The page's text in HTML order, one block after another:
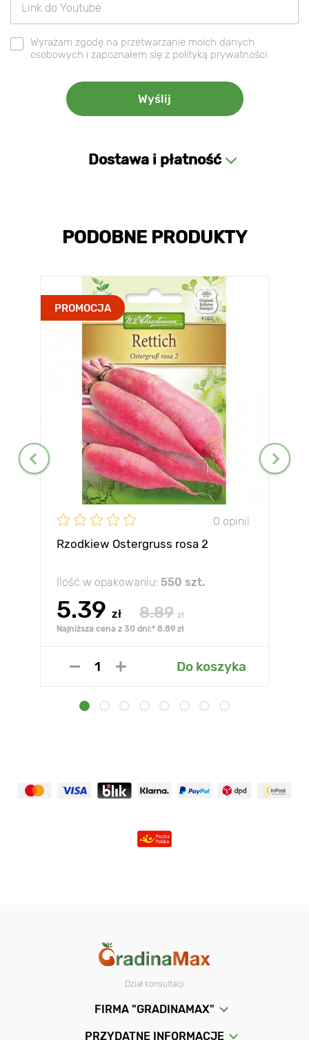
Wyrażam zgodę na przetwarzanie moich danych
osobowych i zapoznałem się z polityką prywatności.
Dostawa i płatność
PODOBNE PRODUKTY
PROMOCJA
0 opinii
Rzodkiew Ostergruss rosa 2
Ilość w opakowaniu: 550 szt.
5.39 zł 8.89 zł
Najniższa cena z 30 dni:* 8.89 zł
Do koszyka
Dział konsultacji
FIRMA "GRADINAMAX"
PRZYDATNE INFORMACJE